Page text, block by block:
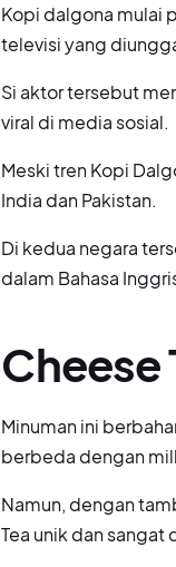
Kopi dalgona mulai
televisi yang
Si aktor tersebut
viral di media sosial.
Meski tren Kopi
India dan Pakistan.
Di kedua negara
dalam Bahasa
Cheese
Minuman ini
berbeda dengan
Namun, dengan
Tea unik dan sangat